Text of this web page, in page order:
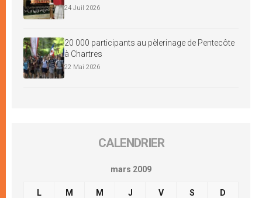
24 Juil 2026
20 000 participants au pèlerinage de Pentecôte
à Chartres
22 Mai 2026
CALENDRIER
mars 2009
L M M J V S D